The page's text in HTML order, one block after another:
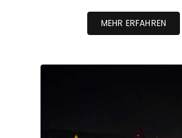
MEHR ERFAHREN